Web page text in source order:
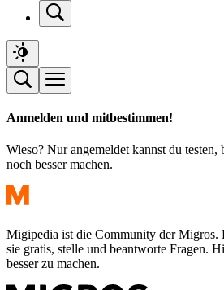
Anmelden und mitbestimmen!
Wieso? Nur angemeldet kannst du
noch besser machen.
Migipedia ist die Community der Migros.
sie gratis, stelle und beantworte Fragen.
besser zu machen.